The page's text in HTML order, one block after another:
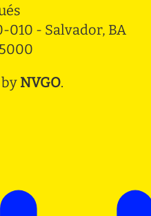
010 - Salvador, BA
NVGO.